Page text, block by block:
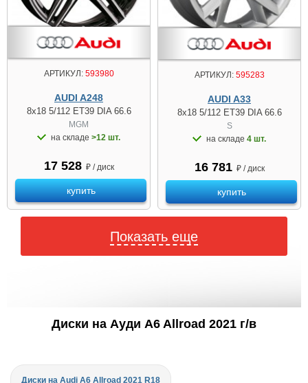
АРТИКУЛ:593980
AUDI A248
8x18 5/112 ET39 DIA 66.6
MGM
на складе >12 шт.
17 528 ₽ / диск
купить
АРТИКУЛ:595283
AUDI A33
8x18 5/112 ET39 DIA 66.6
S
на складе 4 шт.
16 781 ₽ / диск
купить
Показать еще
Диски на Ауди A6 Allroad 2021 г/в
Диски на Audi A6 Allroad 2021 R18